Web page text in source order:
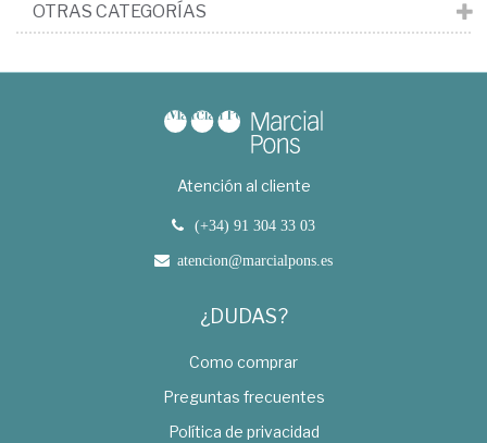
OTRAS CATEGORÍAS
Atención al cliente
(+34) 91 304 33 03
atencion@marcialpons.es
¿DUDAS?
Como comprar
Preguntas frecuentes
Política de privacidad